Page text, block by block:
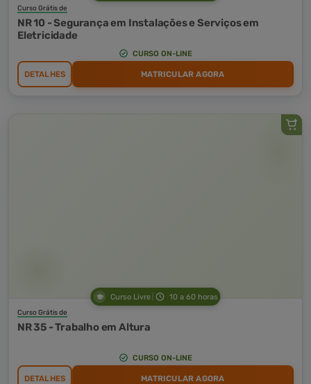
Curso Grátis de
NR 10 - Segurança em Instalações e Serviços em
Eletricidade
CURSO ON-LINE
DETALHES MATRICULAR AGORA
Curso Livre 10 a 60 horas
Curso Grátis de
NR 35 - Trabalho em Altura
CURSO ON-LINE
DETALHES MATRICULAR AGORA